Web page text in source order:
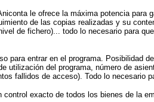
le ofrece la máxima potencia para
de las copias realizadas y su
de fichero)... todo lo necesario para
para entrar en el programa. Posibilidad
del programa, número de
fallidos de acceso). Todo lo necesario
exacto de todos los bienes de la